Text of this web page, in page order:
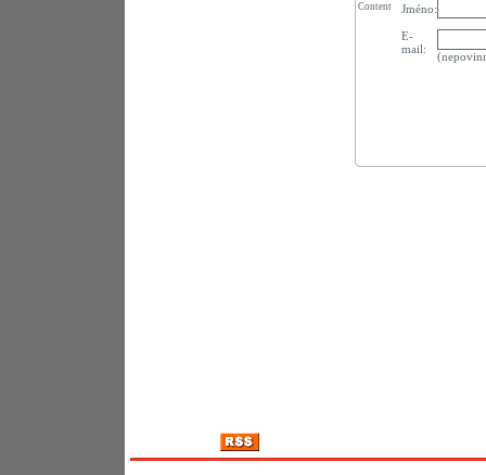
Jméno:
E-
mail:
Content